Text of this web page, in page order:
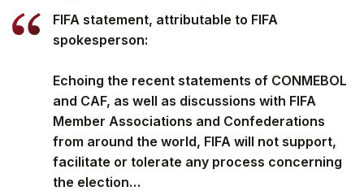
FIFA statement, attributable to FIFA
spokesperson:
Echoing the recent statements of CONMEBOL
and CAF, as well as discussions with FIFA
Member Associations and Confederations
from around the world, FIFA will not support,
facilitate or tolerate any process concerning
the election…